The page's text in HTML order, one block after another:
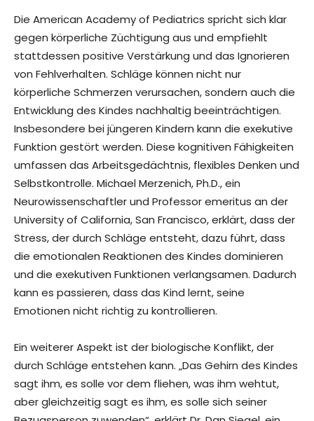
Die American Academy of Pediatrics spricht sich klar
gegen körperliche Züchtigung aus und empfiehlt
stattdessen positive Verstärkung und das Ignorieren
von Fehlverhalten. Schläge können nicht nur
körperliche Schmerzen verursachen, sondern auch die
Entwicklung des Kindes nachhaltig beeinträchtigen.
Insbesondere bei jüngeren Kindern kann die exekutive
Funktion gestört werden. Diese kognitiven Fähigkeiten
umfassen das Arbeitsgedächtnis, flexibles Denken und
Selbstkontrolle. Michael Merzenich, Ph.D., ein
Neurowissenschaftler und Professor emeritus an der
University of California, San Francisco, erklärt, dass der
Stress, der durch Schläge entsteht, dazu führt, dass
die emotionalen Reaktionen des Kindes dominieren
und die exekutiven Funktionen verlangsamen. Dadurch
kann es passieren, dass das Kind lernt, seine
Emotionen nicht richtig zu kontrollieren.
Ein weiterer Aspekt ist der biologische Konflikt, der
durch Schläge entstehen kann. „Das Gehirn des Kindes
sagt ihm, es solle vor dem fliehen, was ihm wehtut,
aber gleichzeitig sagt es ihm, es solle sich seiner